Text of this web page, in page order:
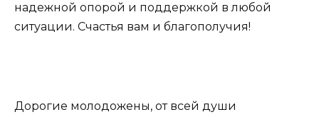
надежной опорой и поддержкой в любой
ситуации. Счастья вам и благополучия!
Дорогие молодожены, от всей души